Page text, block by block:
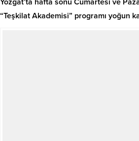
“Teşkilat Akademisi” programı yoğun